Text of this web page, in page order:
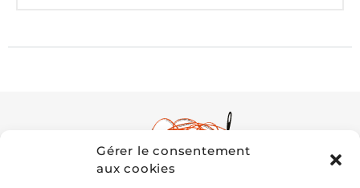
Gérer le consentement
aux cookies